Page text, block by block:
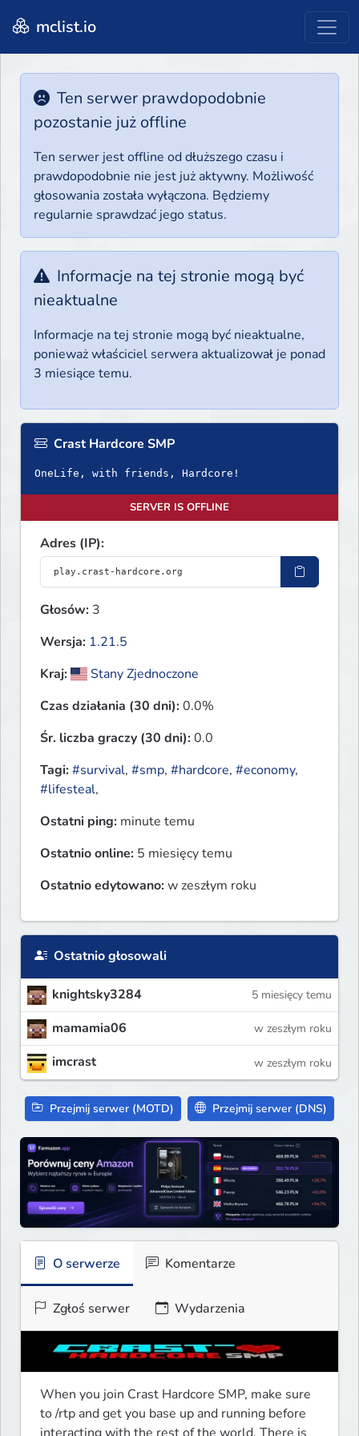
mclist.io
Ten serwer prawdopodobnie
pozostanie już offline
Ten serwer jest offline od dłuższego czasu i
prawdopodobnie nie jest już aktywny. Możliwość
głosowania została wyłączona. Będziemy
regularnie sprawdzać jego status.
Informacje na tej stronie mogą być
nieaktualne
Informacje na tej stronie mogą być nieaktualne,
ponieważ właściciel serwera aktualizował je ponad
3 miesiące temu.
Crast Hardcore SMP
OneLife, with friends, Hardcore!
SERVER IS OFFLINE
Adres (IP):
Głosów: 3
Wersja: 1.21.5
Kraj:
Stany Zjednoczone
Czas działania (30 dni):0.0%
Śr. liczba graczy (30 dni):0.0
Tagi:#survival, #smp, #hardcore, #economy,
#lifesteal,
Ostatni ping: minute temu
Ostatnio online: 5 miesięcy temu
Ostatnio edytowano:w zeszłym roku
Ostatnio głosowali
knightsky3284 5 miesięcy temu
mamamia06 w zeszłym roku
imcrast w zeszłym roku
Przejmij serwer (MOTD) Przejmij serwer (DNS)
O serwerze Komentarze
Zgłoś serwer Wydarzenia
When you join Crast Hardcore SMP, make sure
to /rtp and get you base up and running before